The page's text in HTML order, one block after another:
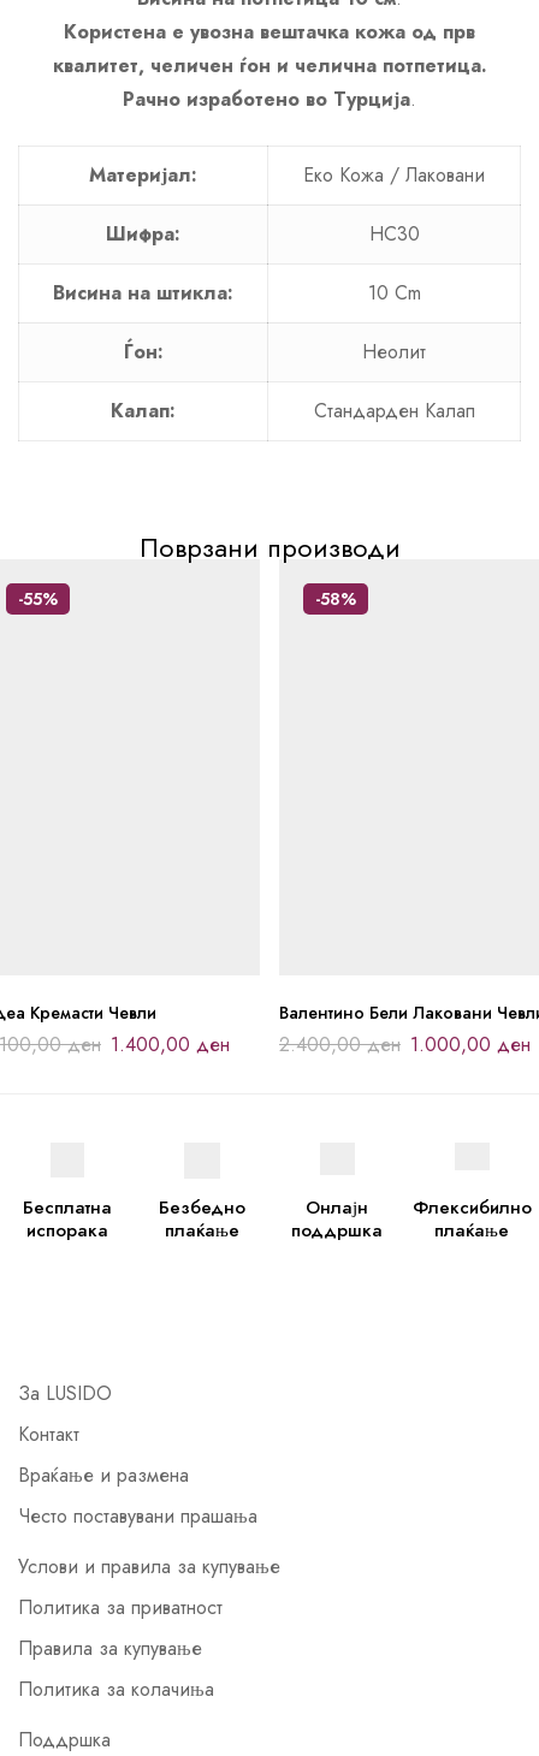
Користена е увозна вештачка кожа од прв
квалитет, челичен ѓон и челична потпетица.
Рачно изработено во Турција.
Материјал: Еко Кожа / Лаковани
Шифра: HC30
Висина на штикла: 10 Cm
Ѓон: Неолит
Калап: Стандарден Калап
Поврзани производи
-55%
Кремасти Чевли
ден 1.400,00 ден
-58%
Валентино Бели Лаковани
2.400,00ден 1.000,00 ден
Бесплатна
испорака
Безбедно
плаќање
Онлајн
поддршка
Флексибилно
плаќање
За LUSIDO
Контакт
Враќање и размена
Често поставувани прашања
Услови и правила за купување
Политика за приватност
Правила за купување
Политика за колачиња
Поддршка